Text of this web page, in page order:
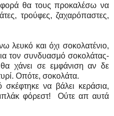
φορά θα τους προκαλέσω να
τρούφες, ζαχαρόπαστες,
λευκό και όχι σοκολατένιο,
τον συνδυασμό σοκολάτας-
χάνει σε εμφάνιση αν δε
Οπότε, σοκολάτα.
να βάλει κεράσια,
φόρεστ! Ούτε απ αυτά